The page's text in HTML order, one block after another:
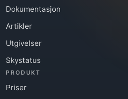
Dokumentasjon
Artikler
Utgivelser
Skystatus
PRODUKT
Priser